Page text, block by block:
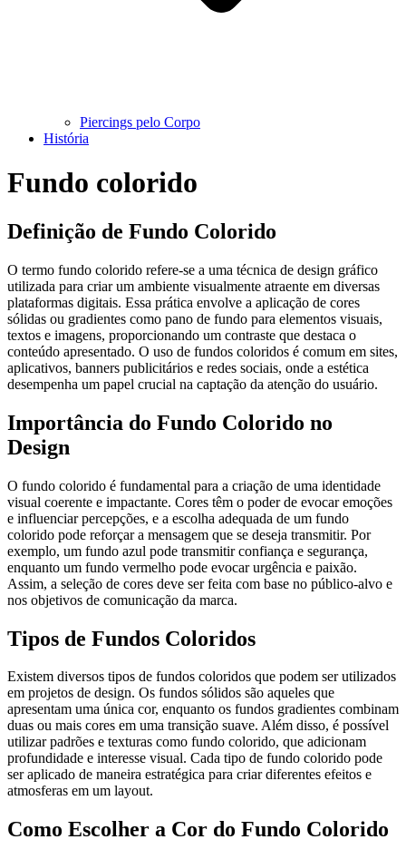
Piercings pelo Corpo
História
Fundo colorido
Definição de Fundo Colorido
O termo fundo colorido refere-se a uma técnica de design gráfico
utilizada para criar um ambiente visualmente atraente em diversas
plataformas digitais. Essa prática envolve a aplicação de cores
sólidas ou gradientes como pano de fundo para elementos visuais,
textos e imagens, proporcionando um contraste que destaca o
conteúdo apresentado. O uso de fundos coloridos é comum em sites,
aplicativos, banners publicitários e redes sociais, onde a estética
desempenha um papel crucial na captação da atenção do usuário.
Importância do Fundo Colorido no
Design
O fundo colorido é fundamental para a criação de uma identidade
visual coerente e impactante. Cores têm o poder de evocar emoções
e influenciar percepções, e a escolha adequada de um fundo
colorido pode reforçar a mensagem que se deseja transmitir. Por
exemplo, um fundo azul pode transmitir confiança e segurança,
enquanto um fundo vermelho pode evocar urgência e paixão.
Assim, a seleção de cores deve ser feita com base no público-alvo e
nos objetivos de comunicação da marca.
Tipos de Fundos Coloridos
Existem diversos tipos de fundos coloridos que podem ser utilizados
em projetos de design. Os fundos sólidos são aqueles que
apresentam uma única cor, enquanto os fundos gradientes combinam
duas ou mais cores em uma transição suave. Além disso, é possível
utilizar padrões e texturas como fundo colorido, que adicionam
profundidade e interesse visual. Cada tipo de fundo colorido pode
ser aplicado de maneira estratégica para criar diferentes efeitos e
atmosferas em um layout.
Como Escolher a Cor do Fundo Colorido